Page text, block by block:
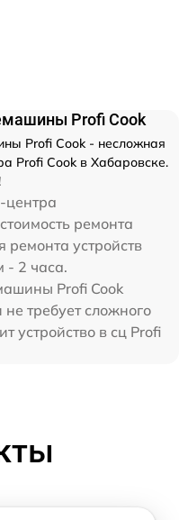
Profi Cook
Profi Cook - несложная
Profi Cook в Хабаровске.
центра
ремонта
устройств
- 2 часа.
Profi Cook
требует сложного
устройство в сц Profi